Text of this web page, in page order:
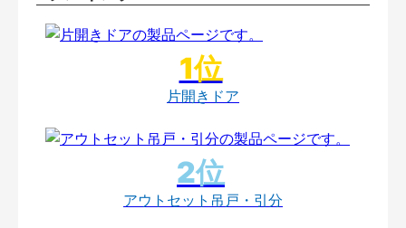
片開きドア
アウトセット吊戸・引分